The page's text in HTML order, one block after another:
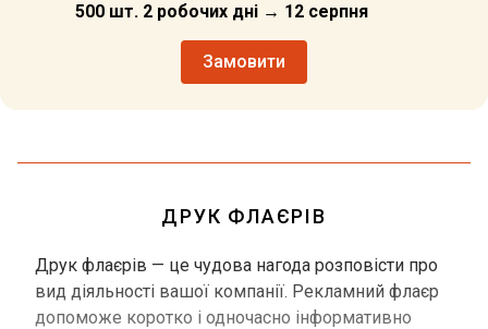
500 шт. 2 робочих дні → 12 серпня
Замовити
ДРУК ФЛАЄРІВ
Друк флаєрів — це чудова нагода розповісти про
вид діяльності вашої компанії. Рекламний флаєр
допоможе коротко і одночасно інформативно